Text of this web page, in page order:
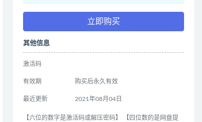
立即购买
其他信息
激活码
有效期 购买后永久有效
最近更新 2021年08月04日
【六位的数字是激活码或解压密码】 【四位数的是网盘提